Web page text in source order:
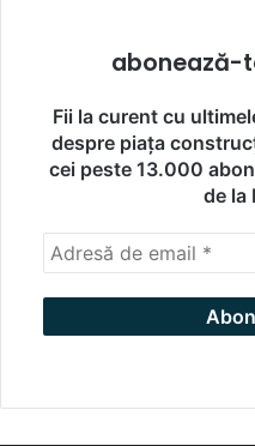
abonează-
Fii la curent cu
despre piața
cei peste 13.000
de la